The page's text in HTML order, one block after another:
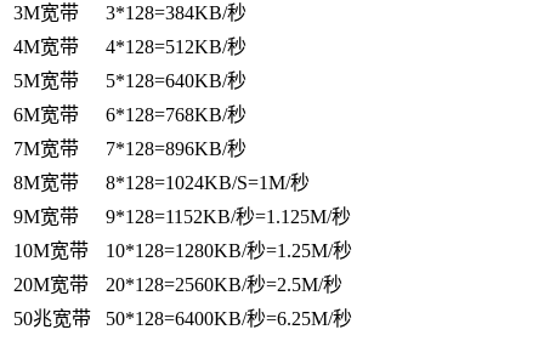
3M宽带
3*128=384KB/秒
4M宽带
4*128=512KB/秒
5M宽带
5*128=640KB/秒
6M宽带
6*128=768KB/秒
7M宽带
7*128=896KB/秒
8M宽带
8*128=1024KB/S=1M/秒
9M宽带
9*128=1152KB/秒=1.125M/秒
10M宽带
10*128=1280KB/秒=1.25M/秒
20M宽带
20*128=2560KB/秒=2.5M/秒
50兆宽带
50*128=6400KB/秒=6.25M/秒